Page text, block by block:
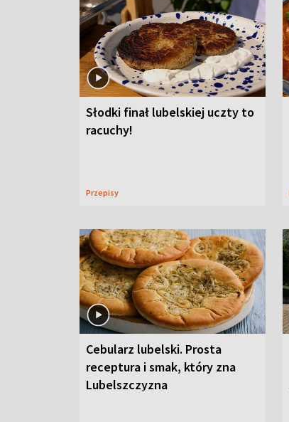
Słodki finał lubelskiej uczty to
racuchy!
Przepisy
Cebularz lubelski. Prosta
receptura i smak, który zna
Lubelszczyzna